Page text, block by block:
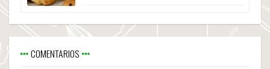
COMENTARIOS